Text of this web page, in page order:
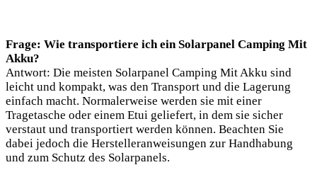
Frage: Wie transportiere ich ein Solarpanel Camping Mit
Akku?
Antwort: Die meisten Solarpanel Camping Mit Akku sind
leicht und kompakt, was den Transport und die Lagerung
einfach macht. Normalerweise werden sie mit einer
Tragetasche oder einem Etui geliefert, in dem sie sicher
verstaut und transportiert werden können. Beachten Sie
dabei jedoch die Herstelleranweisungen zur Handhabung
und zum Schutz des Solarpanels.